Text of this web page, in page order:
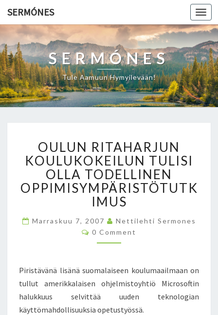
SERMÓNES
SERMÓNES
Tule Aamuun Hymyilevään!
U
L
U
N
R
A
H
A
U
N
O
OULUN RITAHARJUN
KOULUKOKEILUN TULISI
OLLA TODELLINEN
OPPIMISYMPÄRISTÖTUTK
IMUS
Marraskuu 7, 2007
Nettilehti Sermones
C
O
T
S
0 Comment
Piristävänä lisänä suomalaiseen koulumaailmaan on
tullut amerikkalaisen ohjelmistoyhtiö Microsoftin
halukkuus selvittää uuden teknologian
käyttömahdollisuuksia opetustyössä.